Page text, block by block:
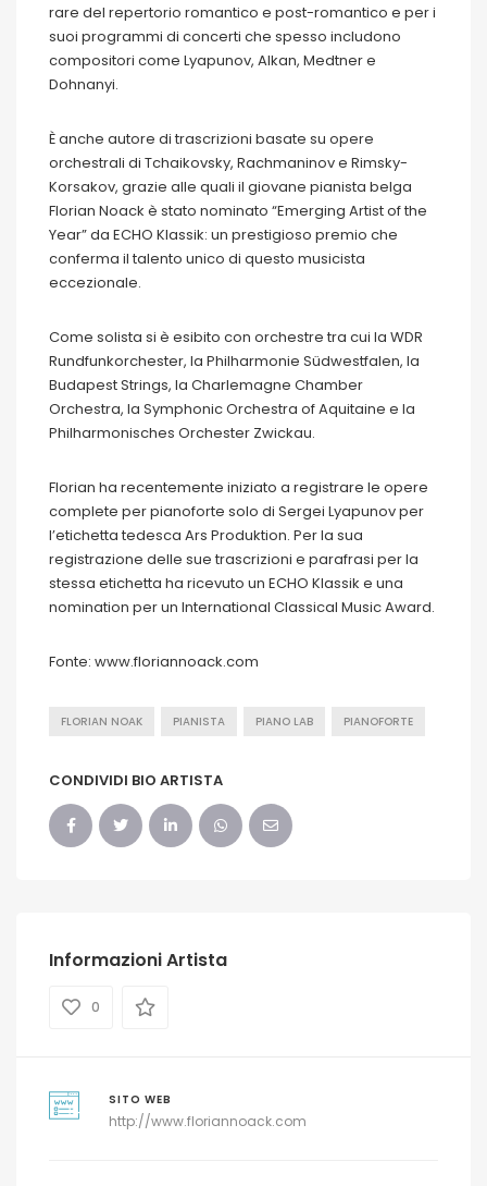
rare del repertorio romantico e post-romantico e per i
suoi programmi di concerti che spesso includono
compositori come Lyapunov, Alkan, Medtner e
Dohnanyi.
È anche autore di trascrizioni basate su opere
orchestrali di Tchaikovsky, Rachmaninov e Rimsky-
Korsakov, grazie alle quali il giovane pianista belga
Florian Noack è stato nominato “Emerging Artist of the
Year” da ECHO Klassik: un prestigioso premio che
conferma il talento unico di questo musicista
eccezionale.
Come solista si è esibito con orchestre tra cui la WDR
Rundfunkorchester, la Philharmonie Südwestfalen, la
Budapest Strings, la Charlemagne Chamber
Orchestra, la Symphonic Orchestra of Aquitaine e la
Philharmonisches Orchester Zwickau.
Florian ha recentemente iniziato a registrare le opere
complete per pianoforte solo di Sergei Lyapunov per
l’etichetta tedesca Ars Produktion. Per la sua
registrazione delle sue trascrizioni e parafrasi per la
stessa etichetta ha ricevuto un ECHO Klassik e una
nomination per un International Classical Music Award.
Fonte: www.floriannoack.com
FLORIAN NOAK PIANISTA PIANO LAB PIANOFORTE
CONDIVIDI BIO ARTISTA
Informazioni Artista
0
SITO WEB
http://www.floriannoack.com